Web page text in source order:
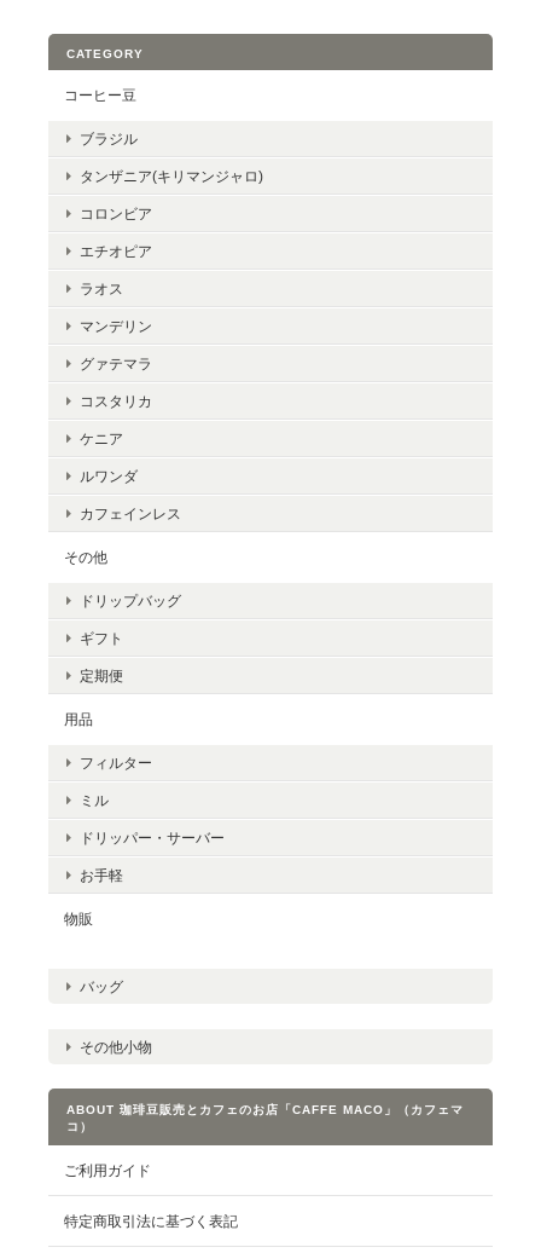
CATEGORY
コーヒー豆
ブラジル
タンザニア(キリマンジャロ)
コロンビア
エチオピア
ラオス
マンデリン
グァテマラ
コスタリカ
ケニア
ルワンダ
カフェインレス
その他
ドリップバッグ
ギフト
定期便
用品
フィルター
ミル
ドリッパー・サーバー
お手軽
物販
バッグ
その他小物
ABOUT 珈琲豆販売とカフェのお店「CAFFE MACO」（カフェマ
コ）
ご利用ガイド
特定商取引法に基づく表記